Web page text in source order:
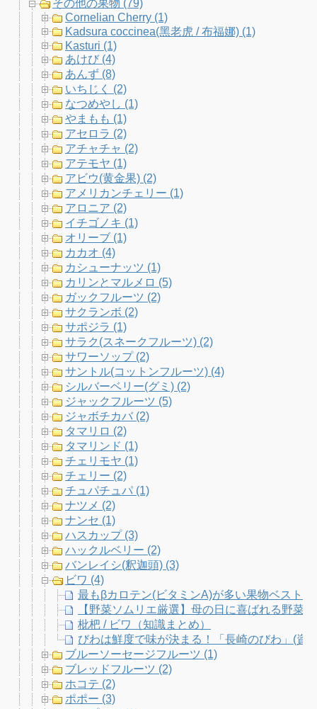
m h
その他の果物 (79)
Cornelian Cherry (1)
Kadsura coccinea(黑老虎 / 布福娜) (1)
Kasturi (1)
あけび (4)
あんず (8)
いちじく (2)
なつめやし (1)
やまもも (1)
アセロラ (2)
アチャチャ (2)
アテモヤ (1)
アビウ(黄金果) (2)
アメリカンチェリー (1)
アロニア (2)
イチゴノキ (1)
オリーブ (1)
カカオ (4)
カシューナッツ (1)
カリンとマルメロ (5)
ガックフルーツ (2)
サクランボ (2)
サポジラ (1)
サラク(スネークフルーツ) (2)
サワーソップ (2)
サントル(コットンフルーツ) (4)
シルバーベリー(グミ) (2)
ジャックフルーツ (5)
ジャボチカバ (2)
タマリロ (2)
タマリンド (1)
チェリモヤ (1)
チェリー (2)
チュパチュパ (1)
ナツメ (2)
ナンセ (1)
ハスカップ (3)
ハックルベリー (2)
バンレイシ(釈迦頭) (3)
ビワ (4)
最もβカロテン(ビタミンA)が多い果物ベスト
【野菜ソムリエ厳選】母の日に喜ばれる野菜
枇杷 / ビワ（知識まとめ）
びわは鮮度で味が決まる！「長崎のびわ」(資
ブルーソーセージフルーツ (1)
ブレッドフルーツ (2)
ホコテ (2)
ポポー (3)